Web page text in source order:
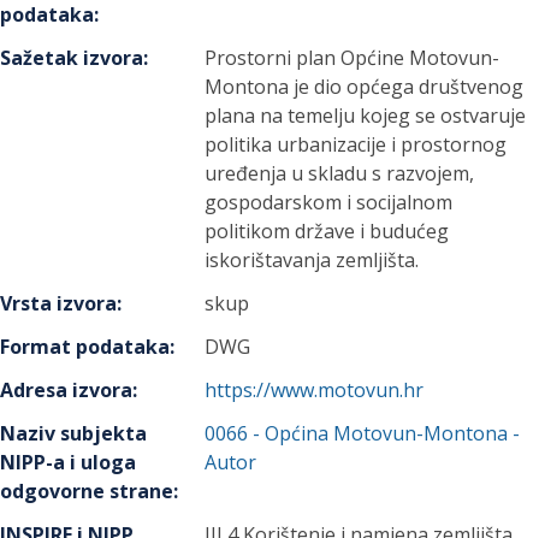
podataka:
Sažetak izvora:
Prostorni plan Općine Motovun-
Montona je dio općega društvenog
plana na temelju kojeg se ostvaruje
politika urbanizacije i prostornog
uređenja u skladu s razvojem,
gospodarskom i socijalnom
politikom države i budućeg
iskorištavanja zemljišta.
Vrsta izvora:
skup
Format podataka:
DWG
Adresa izvora:
https://www.motovun.hr
Naziv subjekta
NIPP-a i uloga
odgovorne strane:
0066 -Općina Motovun-Montona -
Autor